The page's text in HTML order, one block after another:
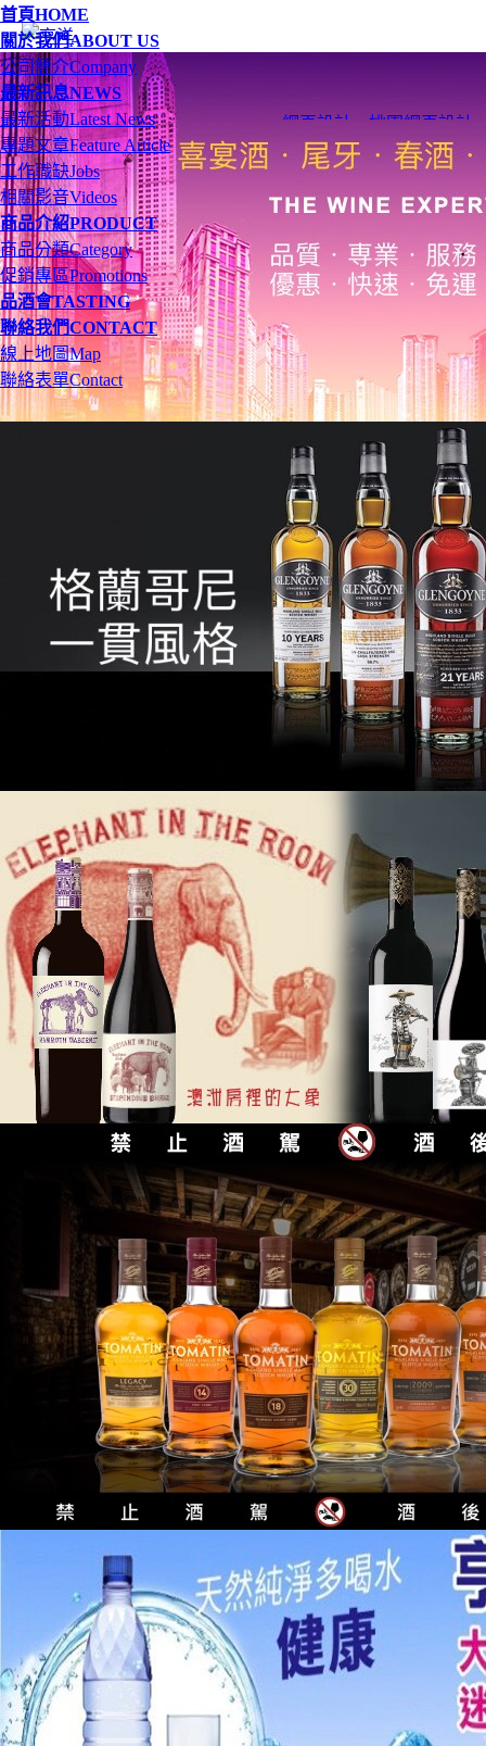
首頁HOME
關於我們ABOUT US
公司簡介Company
最新訊息NEWS
最新活動Latest News
專題文章Feature Article
工作職缺Jobs
相關影音Videos
商品介紹PRODUCT
商品分類Category
促銷專區Promotions
品酒會TASTING
聯絡我們CONTACT
線上地圖Map
聯絡表單Contact
網頁設計 桃園網頁設計